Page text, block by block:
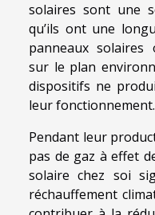
solaires sont une
qu’ils ont une
panneaux solaires
sur le plan
dispositifs ne
leur
Pendant leur
pas de gaz à effet
solaire chez soi
réchauffement